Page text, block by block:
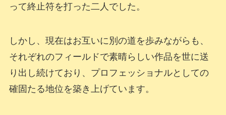
って終止符を打った二人でした。
しかし、現在はお互いに別の道を歩みながらも、
それぞれのフィールドで素晴らしい作品を世に送
り出し続けており、プロフェッショナルとしての
確固たる地位を築き上げています。